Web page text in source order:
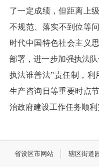
了一定成绩，但距离上
不规范、落实不到位等
时代中国特色社会主义
部署，进一步加强执法
执法谁普法”责任制，利
生产咨询日等重要时点
治政府建设工作任务顺利
省设区市网站 辖区街道